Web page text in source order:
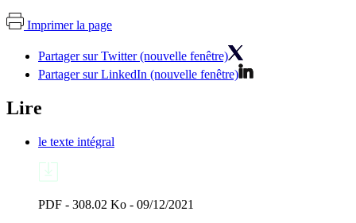
Imprimer la page
Partager sur Twitter (nouvelle fenêtre)
Partager sur LinkedIn (nouvelle fenêtre)
Lire
le texte intégral
PDF - 308.02 Ko - 09/12/2021